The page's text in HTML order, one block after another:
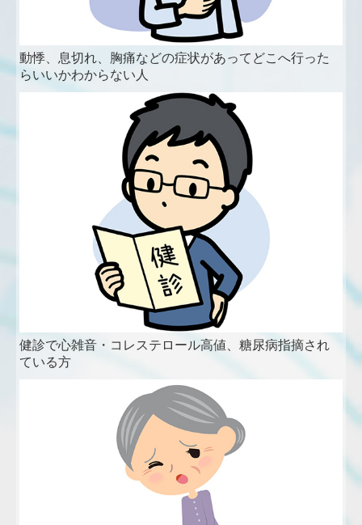
動悸、息切れ、胸痛などの症状があってどこへ行った
らいいかわからない人
健診で心雑音・コレステロール高値、糖尿病指摘され
ている方